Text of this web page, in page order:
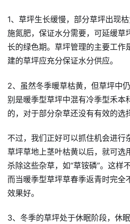
1、草坪生长缓慢，部分草坪出现
施氮肥，保证水分需要，可延缓草
长的绿色期。草坪管理的主要工作
建的草坪应充分保证水分供应。
2、虽然冬季暖草枯黄，但草坪中
别是暖季型草坪中混有冷季型禾本
的，对于部分杂草还没有有效的选
不过，我们正好可以抓住机会进行
草坪草地上茎叶枯黄以后，就可选
杀除这些杂草，如“草铵磷”。这样
而当暖季型草坪草春季返青时完全
效果好。
3、冬季的草坪处于休眠阶段，休